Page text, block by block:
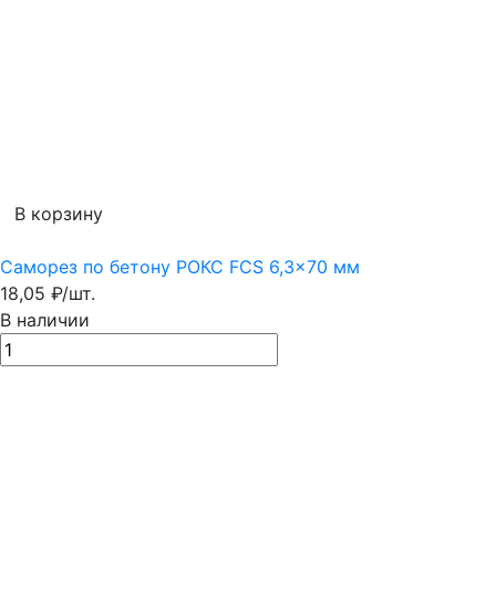
В корзину
Саморез по бетону РОКС FCS 6,3x70 мм
18,05 ₽/шт.
В наличии